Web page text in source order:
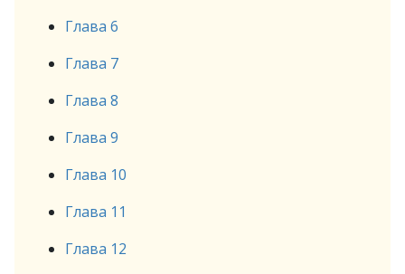
Глава 6
Глава 7
Глава 8
Глава 9
Глава 10
Глава 11
Глава 12